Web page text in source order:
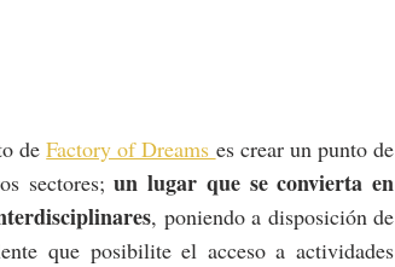
de Factory of Dreams es crear un punto de
sectores; un lugar que se convierta en
, poniendo a disposición de
que posibilite el acceso a actividades